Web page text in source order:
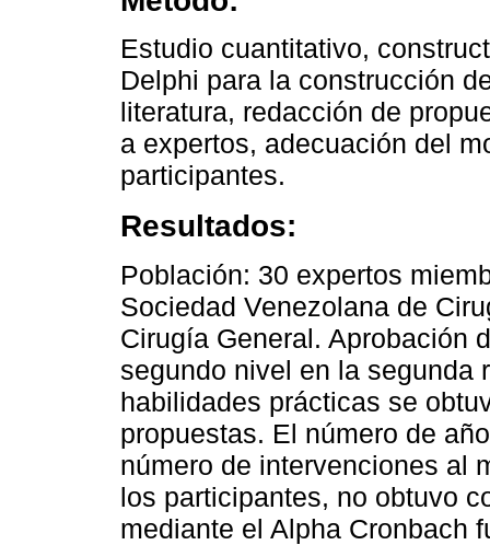
Estudio cuantitativo,
Delphi para la construcción
literatura, redacción de
a expertos, adecuación del
participantes.
Resultados:
Población: 30 expertos
Sociedad Venezolana de
Cirugía General. Aprobación
segundo nivel en la segunda
habilidades prácticas se
propuestas. El número de
número de intervenciones al
los participantes, no obtuvo
mediante el Alpha Cronbach